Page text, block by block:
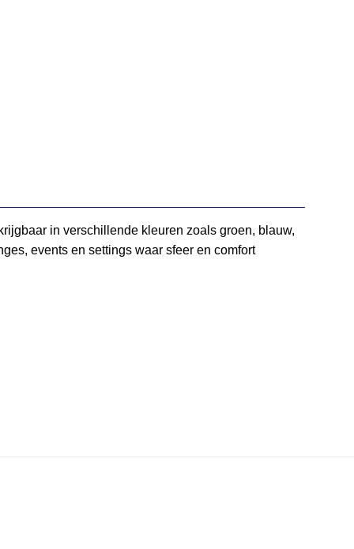
in verschillende kleuren zoals groen, blauw,
events en settings waar sfeer en comfort